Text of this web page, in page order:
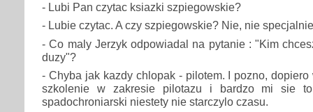
- Lubi Pan czytac ksiazki szpiegowskie?
- Lubie czytac. A czy szpiegowskie? Nie, nie
- Co maly Jerzyk odpowiadal na pytanie : "Kim
duzy"?
- Chyba jak kazdy chlopak - pilotem. I pozno, dopiero
szkolenie w zakresie pilotazu i bardzo mi sie
spadochroniarski niestety nie starczylo czasu.